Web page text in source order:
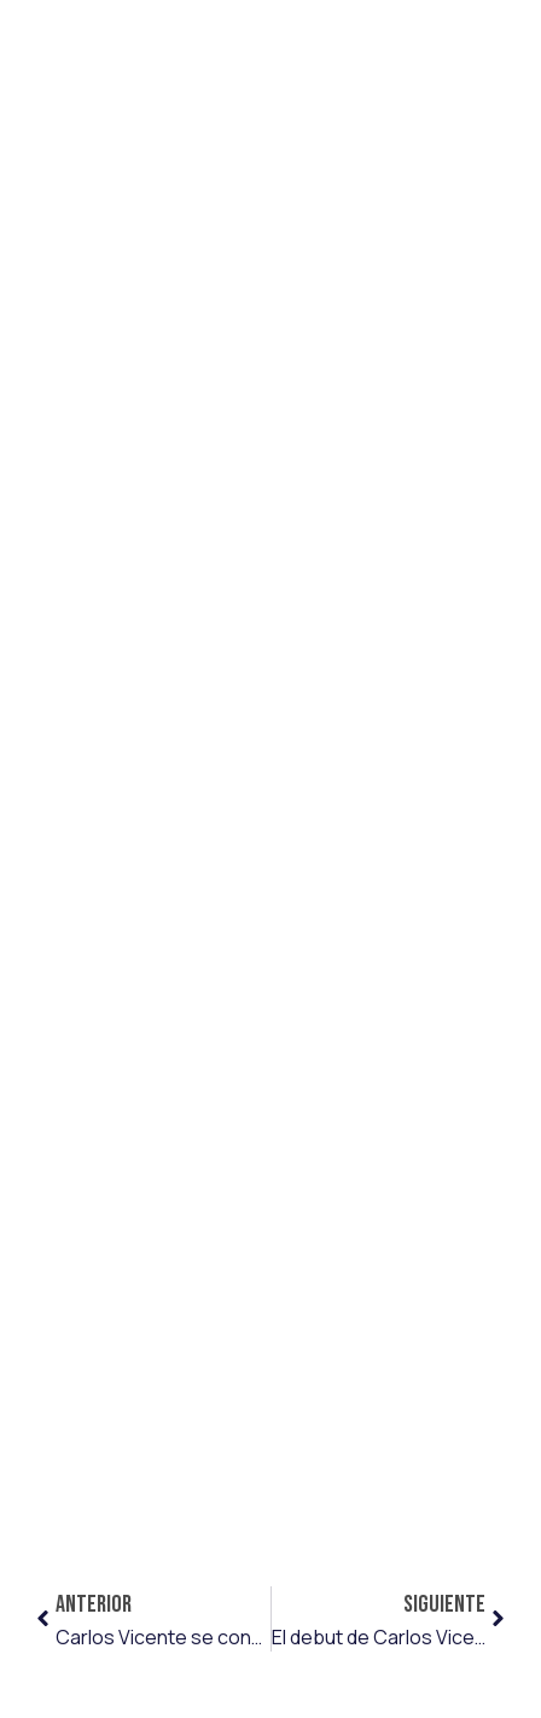
ANTERIOR
Carlos Vicente se convierte en el cuarto traspaso más alto en la historia del Deportivo Alavés
SIGUIENTE
El debut de Carlos Vicente con el Birmingham City FC: asistencia de gol a los seis minutos de ingresar al verde